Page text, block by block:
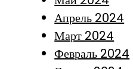
Апрель 2024
Март 2024
Февраль 2024